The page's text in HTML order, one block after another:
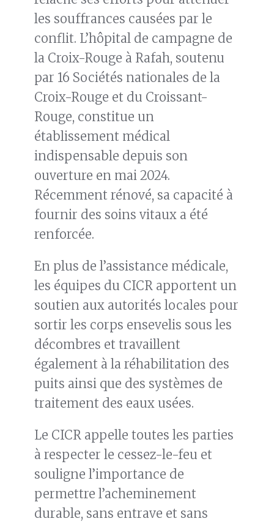
les souffrances causées par le
conflit. L’hôpital de campagne de
la Croix-Rouge à Rafah, soutenu
par 16 Sociétés nationales de la
Croix-Rouge et du Croissant-
Rouge, constitue un
établissement médical
indispensable depuis son
ouverture en mai 2024.
Récemment rénové, sa capacité à
fournir des soins vitaux a été
renforcée.
En plus de l’assistance médicale,
les équipes du CICR apportent un
soutien aux autorités locales pour
sortir les corps ensevelis sous les
décombres et travaillent
également à la réhabilitation des
puits ainsi que des systèmes de
traitement des eaux usées.
Le CICR appelle toutes les parties
à respecter le cessez-le-feu et
souligne l’importance de
permettre l’acheminement
durable, sans entrave et sans